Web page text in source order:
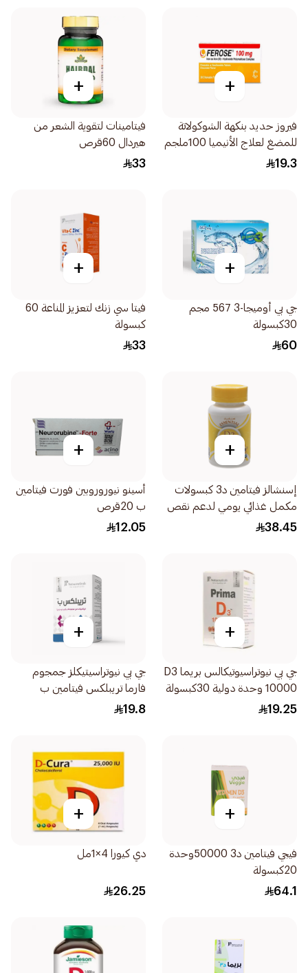
+
فيروز حديد بنكهة الشوكولاتة
للمضغ لعلاج الأنيميا 100ملجم
30قرص
19.3
+
فيتامينات لتقوية الشعر من
هيردال 60قرص
33
+
جي بي أوميجا-3 567 مجم
30كبسولة
60
+
فيتا سي زنك لتعزيز المناعة 60
كبسولة
33
+
إسنشالز فيتامين د3 كبسولات
مكمل غذائي يومي لدعم نقص
العظام 60كبسولة
38.45
+
أسينو نيوروروبين فورت فيتامين
ب 20قرص
12.05
+
جي بي نيوتراسيوتيكالس بريما D3
10000 وحدة دولية 30كبسولة
19.25
+
جي بي نيوتراسيتيكلز جمجوم
فارما تريبلكس فيتامين ب
30قرص
19.8
+
فيجي فيتامين د3 50000وحدة
20كبسولة
64.1
+
دي كيورا 4×1مل
26.25